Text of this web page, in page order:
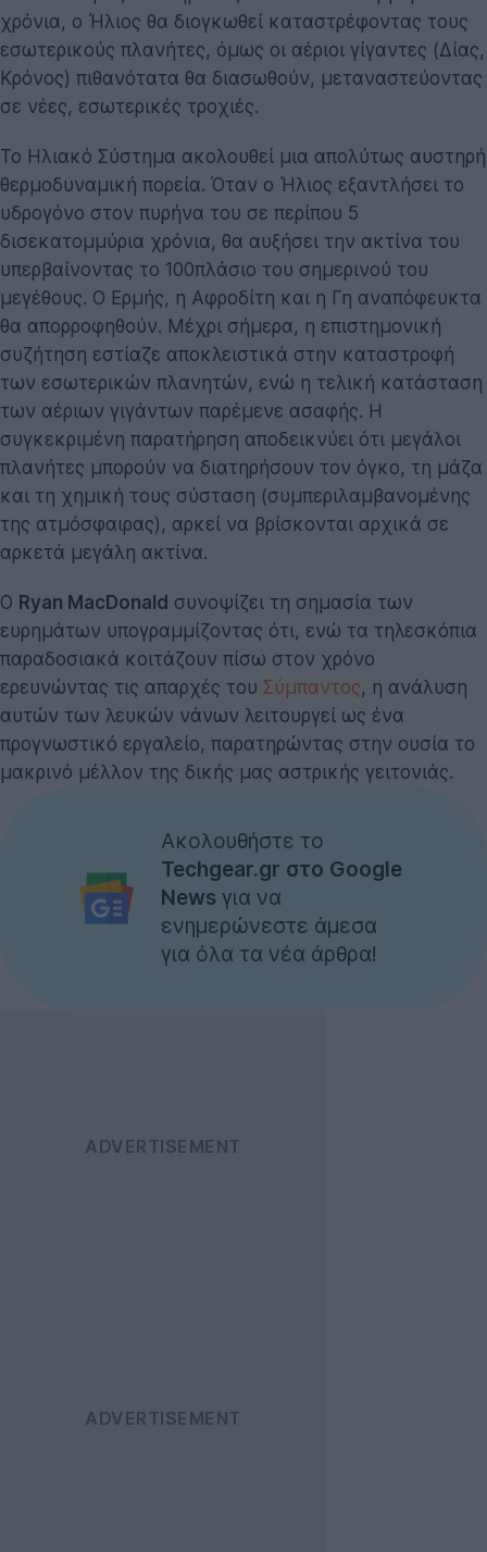
χρόνια, ο Ήλιος θα διογκωθεί καταστρέφοντας τους
εσωτερικούς πλανήτες, όμως οι αέριοι γίγαντες (Δίας,
Κρόνος) πιθανότατα θα διασωθούν, μεταναστεύοντας
σε νέες, εσωτερικές τροχιές.
Το Ηλιακό Σύστημα ακολουθεί μια απολύτως αυστηρή
θερμοδυναμική πορεία. Όταν ο Ήλιος εξαντλήσει το
υδρογόνο στον πυρήνα του σε περίπου 5
δισεκατομμύρια χρόνια, θα αυξήσει την ακτίνα του
υπερβαίνοντας το 100πλάσιο του σημερινού του
μεγέθους. Ο Ερμής, η Αφροδίτη και η Γη αναπόφευκτα
θα απορροφηθούν. Μέχρι σήμερα, η επιστημονική
συζήτηση εστίαζε αποκλειστικά στην καταστροφή
των εσωτερικών πλανητών, ενώ η τελική κατάσταση
των αέριων γιγάντων παρέμενε ασαφής. Η
συγκεκριμένη παρατήρηση αποδεικνύει ότι μεγάλοι
πλανήτες μπορούν να διατηρήσουν τον όγκο, τη μάζα
και τη χημική τους σύσταση (συμπεριλαμβανομένης
της ατμόσφαιρας), αρκεί να βρίσκονται αρχικά σε
αρκετά μεγάλη ακτίνα.
Ο Ryan MacDonald συνοψίζει τη σημασία των
ευρημάτων υπογραμμίζοντας ότι, ενώ τα τηλεσκόπια
παραδοσιακά κοιτάζουν πίσω στον χρόνο
ερευνώντας τις απαρχές του Σύμπαντος, η ανάλυση
αυτών των λευκών νάνων λειτουργεί ως ένα
προγνωστικό εργαλείο, παρατηρώντας στην ουσία το
μακρινό μέλλον της δικής μας αστρικής γειτονιάς.
Ακολουθήστε το
Techgear.gr στο Google
News για να
ενημερώνεστε άμεσα
για όλα τα νέα άρθρα!